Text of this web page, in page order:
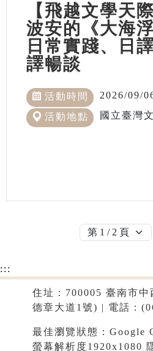
【飛越文學天
波安的《大海
日常實踐、日
譯暢談
活動時間 2026/09/
活動地點 國立臺灣
:::
住址：700005 臺南市中
德章大道1號) | 電話：
最佳瀏覽狀態：Google
螢幕解析度1920x1080